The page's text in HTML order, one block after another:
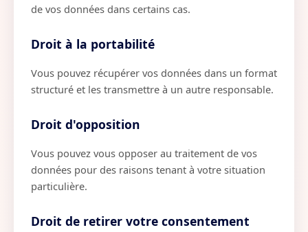
de vos données dans certains cas.
Droit à la portabilité
Vous pouvez récupérer vos données dans un format
structuré et les transmettre à un autre responsable.
Droit d'opposition
Vous pouvez vous opposer au traitement de vos
données pour des raisons tenant à votre situation
particulière.
Droit de retirer votre consentement